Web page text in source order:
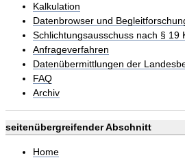
Kalkulation
Datenbrowser und
Schlichtungsausschuss nach § 19
Anfrageverfahren
Datenübermittlungen der
FAQ
Archiv
seitenübergreifender Abschnitt
Home